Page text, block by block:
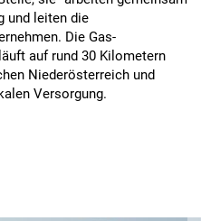
und leiten die
Die Gas-
auf rund 30 Kilometern
Niederösterreich und
Versorgung.